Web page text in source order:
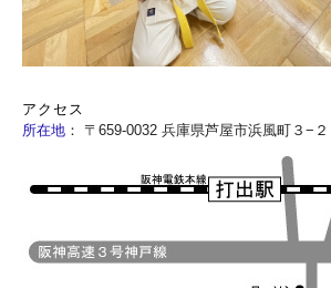
アクセス
所在地 ： 〒659-0032 兵庫県芦屋市浜風町３−２